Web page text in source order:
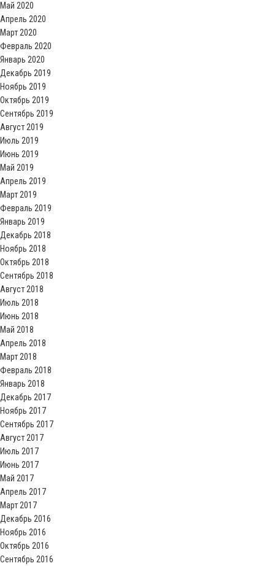
Май 2020
Апрель 2020
Март 2020
Февраль 2020
Январь 2020
Декабрь 2019
Ноябрь 2019
Октябрь 2019
Сентябрь 2019
Август 2019
Июль 2019
Июнь 2019
Май 2019
Апрель 2019
Март 2019
Февраль 2019
Январь 2019
Декабрь 2018
Ноябрь 2018
Октябрь 2018
Сентябрь 2018
Август 2018
Июль 2018
Июнь 2018
Май 2018
Апрель 2018
Март 2018
Февраль 2018
Январь 2018
Декабрь 2017
Ноябрь 2017
Сентябрь 2017
Август 2017
Июль 2017
Июнь 2017
Май 2017
Апрель 2017
Март 2017
Декабрь 2016
Ноябрь 2016
Октябрь 2016
Сентябрь 2016